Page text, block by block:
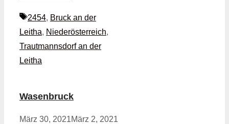
Schlagwörter
2454, Bruck an der
Leitha, Niederösterreich,
Trautmannsdorf an der
Leitha
Wasenbruck
März 30, 2021März 2, 2021